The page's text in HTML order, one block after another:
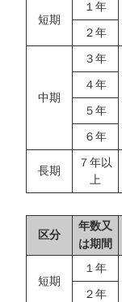
短期
１年
２年
中期
３年
４年
５年
６年
長期
７年以
上
区分
年数又
は期間
短期
１年
２年